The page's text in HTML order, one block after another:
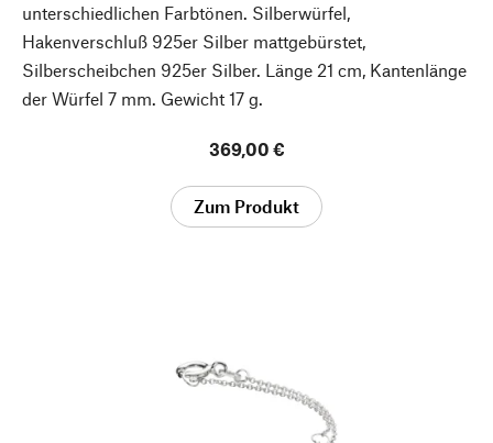
unterschiedlichen Farbtönen. Silberwürfel,
Hakenverschluß 925er Silber mattgebürstet,
Silberscheibchen 925er Silber. Länge 21 cm, Kantenlänge
der Würfel 7 mm. Gewicht 17 g.
369,00 €
Zum Produkt